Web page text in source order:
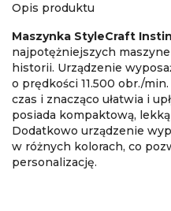
Opis produktu
Maszynka StyleCraft
najpotężniejszych
historii. Urządzenie
o prędkości 11.500 obr./
czas i znacząco ułatwia i
posiada kompaktową,
Dodatkowo urządzenie
w różnych kolorach, co
personalizację.